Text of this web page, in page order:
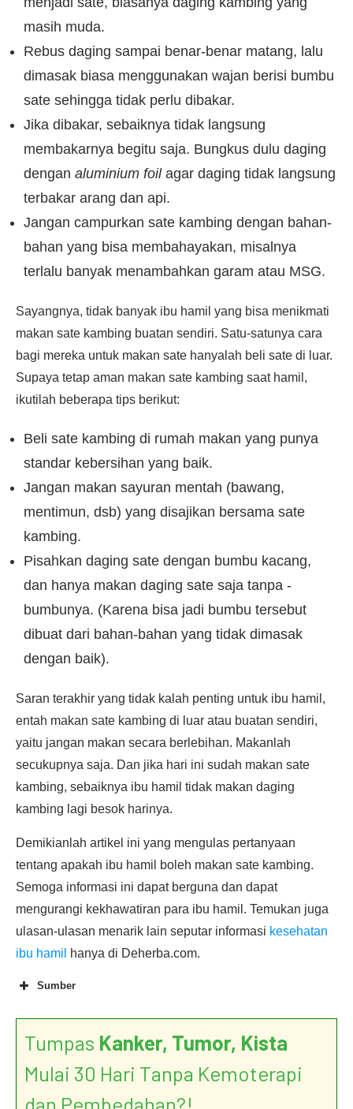
masih muda.
Rebus daging sampai benar-benar matang, lalu
dimasak biasa menggunakan wajan berisi bumbu
sate sehingga tidak perlu dibakar.
Jika dibakar, sebaiknya tidak langsung
membakarnya begitu saja. Bungkus dulu daging
dengan aluminium foilagar daging tidak langsung
terbakar arang dan api.
Jangan campurkan sate kambing dengan bahan-
bahan yang bisa membahayakan, misalnya
terlalu banyak menambahkan garam atau MSG.
Sayangnya, tidak banyak ibu hamil yang bisa menikmati
makan sate kambing buatan sendiri. Satu-satunya cara
bagi mereka untuk makan sate hanyalah beli sate di luar.
Supaya tetap aman makan sate kambing saat hamil,
ikutilah beberapa tips berikut:
Beli sate kambing di rumah makan yang punya
standar kebersihan yang baik.
Jangan makan sayuran mentah (bawang,
mentimun, dsb) yang disajikan bersama sate
kambing.
Pisahkan daging sate dengan bumbu kacang,
dan hanya makan daging sate saja tanpa -
bumbunya. (Karena bisa jadi bumbu tersebut
dibuat dari bahan-bahan yang tidak dimasak
dengan baik).
Saran terakhir yang tidak kalah penting untuk ibu hamil,
entah makan sate kambing di luar atau buatan sendiri,
yaitu jangan makan secara berlebihan. Makanlah
secukupnya saja. Dan jika hari ini sudah makan sate
kambing, sebaiknya ibu hamil tidak makan daging
kambing lagi besok harinya.
Demikianlah artikel ini yang mengulas pertanyaan
tentang apakah ibu hamil boleh makan sate kambing.
Semoga informasi ini dapat berguna dan dapat
mengurangi kekhawatiran para ibu hamil. Temukan juga
ulasan-ulasan menarik lain seputar informasi kesehatan
ibu hamil
hanya di Deherba.com.
Sumber
Tumpas Kanker, Tumor, Kista
Mulai 30 Hari Tanpa Kemoterapi
dan Pembedahan?!